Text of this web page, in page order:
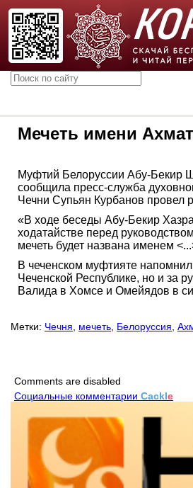
Мечеть имени
Муфтий Белоруссии Абу-Бекир
сообщила пресс-служба
Чечни Супьян Курбанов провел
«В ходе беседы Абу-Бекир
ходатайстве перед
мечеть будет названа именем
В чеченском муфтияте
Чеченской Республике, но и за
Валида в Хомсе и Омейядов в
Метки: Чечня мечеть Белоруссия
Comments are disabled
Социальные комментарии Cackle